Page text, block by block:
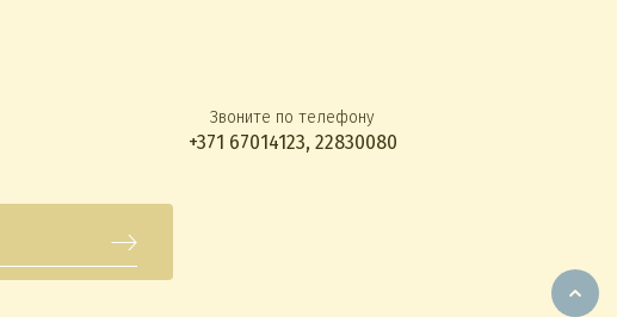
Звоните по телефону
+371 67014123, 22830080